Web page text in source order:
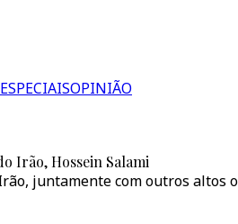
OPINIÃO
Irão, Hossein Salami
juntamente com outros